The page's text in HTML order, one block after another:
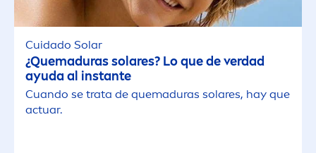
Cuidado Solar
¿Quemaduras solares? Lo que de verdad
ayuda al instante
Cuando se trata de quemaduras solares, hay que
actuar.